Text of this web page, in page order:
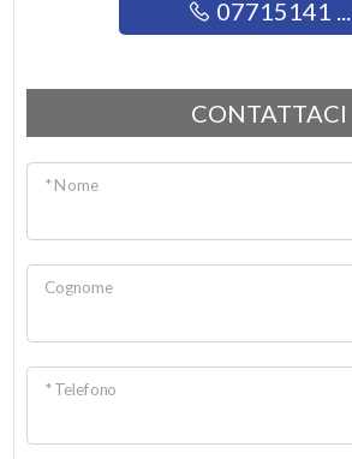
07715141 ...
CONTATTACI
* Nome
Cognome
* Telefono